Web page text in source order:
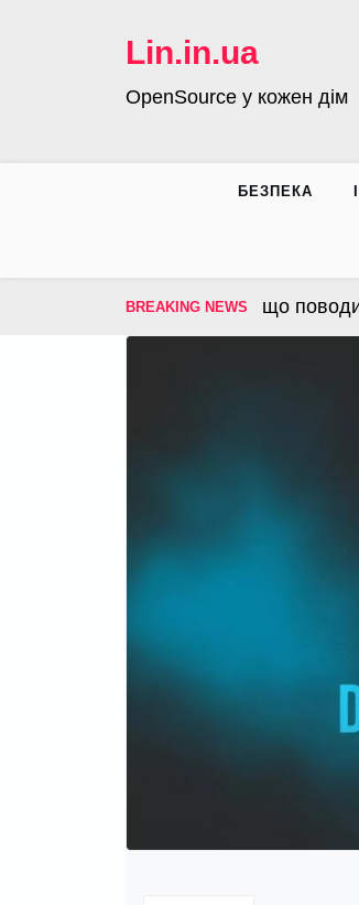
Lin.in.ua
OpenSource у кожен дім
БЕЗПЕКА
BREAKING NEWS
операційна система, що